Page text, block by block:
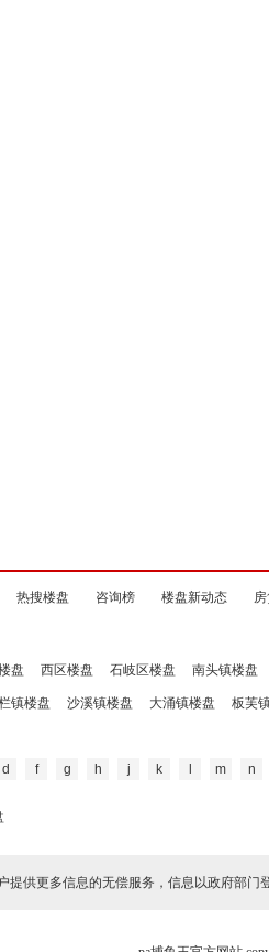
热搜楼盘 咨询榜 楼盘新动态
盘 西区楼盘 石岐区楼盘 南头镇楼盘
镇楼盘 沙溪镇楼盘 大涌镇楼盘 板芙
d f g h j k m n
提供更多信息的无偿服务，信息以政府部门